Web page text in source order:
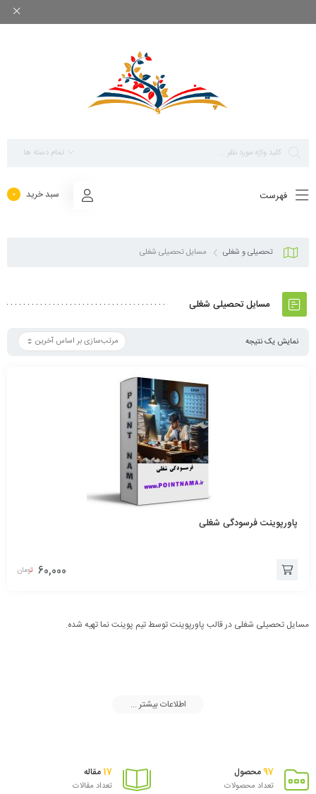
تمام دسته ها
سبد خرید 0 فهرست
تحصیلی و شغلی مسایل تحصیلی شغلی
مسایل تحصیلی شغلی
نمایش یک نتیجه
پاورپوینت فرسودگی شغلی
60,000 تومان
به
مسایل تحصیلی شغلی در قالب پاورپوینت توسط تیم پوینت نما تهیه شده.
اطلاعات بیشتر ...
97محصول
تعداد محصولات
17 مقاله
تعداد مقالات